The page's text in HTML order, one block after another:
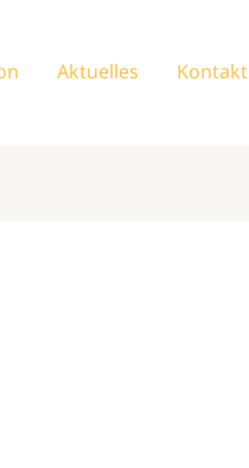
Aktuelles Kontakt